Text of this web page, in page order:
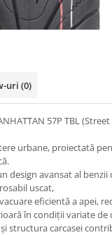
uri (0)
57P TBL
urbane, proiectată
design avansat al
uscat,
eficientă a apei,
în condiții variate de
structura carcasei